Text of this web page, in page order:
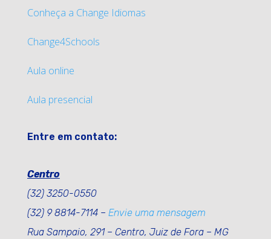
Conheça a Change Idiomas
Change4Schools
Aula online
Aula presencial
Entre em contato:
Centro
(32) 3250-0550
(32) 9 8814-7114 – Envie uma mensagem
Rua Sampaio, 291 – Centro, Juiz de Fora – MG